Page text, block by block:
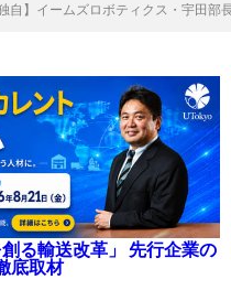
独自】イームズロボティクス・宇田
る輸送改革」 先行企業の
底取材